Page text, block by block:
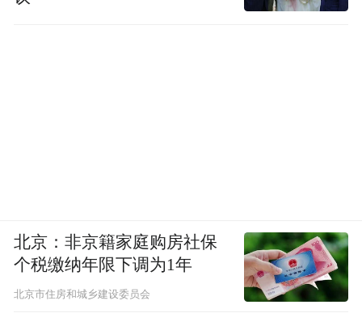
北京：非京籍家庭购房社保
个税缴纳年限下调为1年
北京市住房和城乡建设委员会